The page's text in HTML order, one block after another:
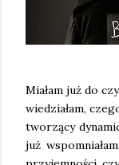
Miałam już do
wiedziałam,
tworzący
już